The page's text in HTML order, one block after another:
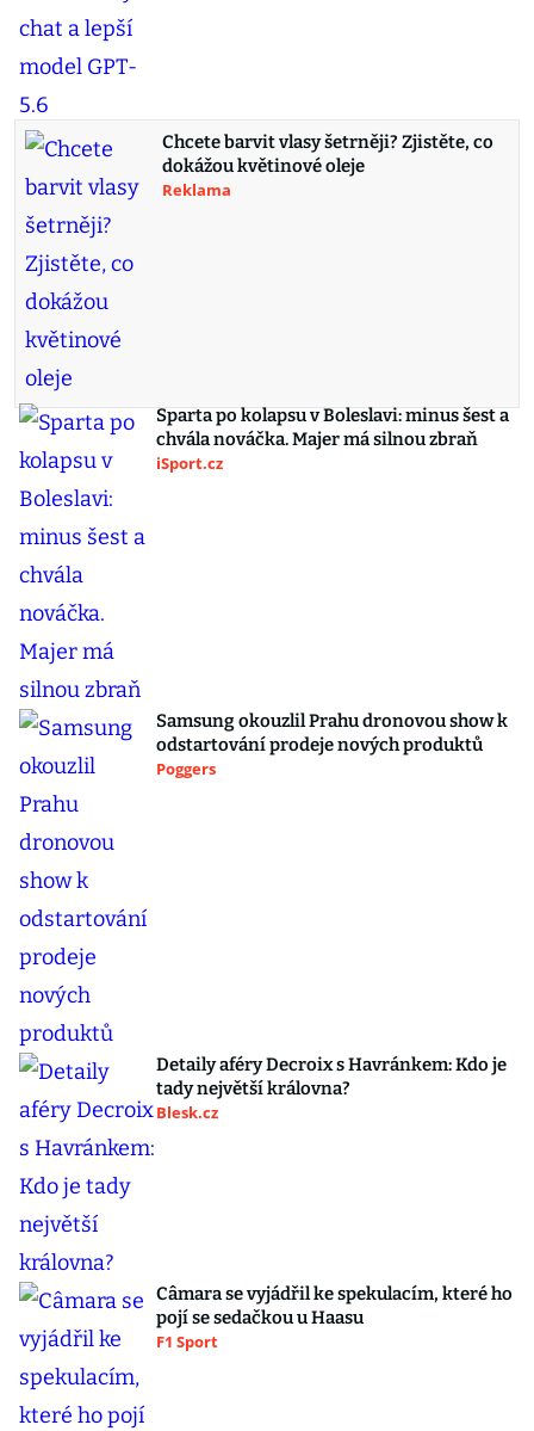
Chcete barvit vlasy šetrněji? Zjistěte, co
dokážou květinové oleje
Reklama
Sparta po kolapsu v Boleslavi: minus šest a
chvála nováčka. Majer má silnou zbraň
iSport.cz
Samsung okouzlil Prahu dronovou show k
odstartování prodeje nových produktů
Poggers
Detaily aféry Decroix s Havránkem: Kdo je
tady největší královna?
Blesk.cz
Câmara se vyjádřil ke spekulacím, které ho
pojí se sedačkou u Haasu
F1 Sport